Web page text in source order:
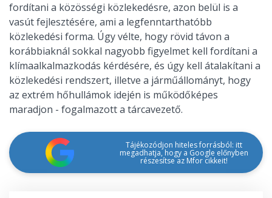
fordítani a közösségi közlekedésre, azon belül is a
vasút fejlesztésére, ami a legfenntarthatóbb
közlekedési forma. Úgy vélte, hogy rövid távon a
korábbiaknál sokkal nagyobb figyelmet kell fordítani a
klímaalkalmazkodás kérdésére, és úgy kell átalakítani a
közlekedési rendszert, illetve a járműállományt, hogy
az extrém hőhullámok idején is működőképes
maradjon - fogalmazott a tárcavezető.
Tájékozódjon hiteles forrásból: itt
megadhatja, hogy a Google előnyben
részesítse az Mfor cikkeit!